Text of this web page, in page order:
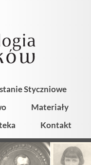
Styczniowe
Materiały
Kontakt